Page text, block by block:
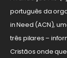
português da
in Need (ACN),
três pilares –
Cristãos onde